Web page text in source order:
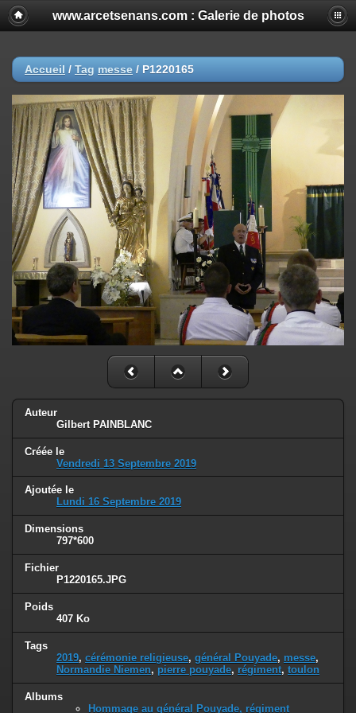
www.arcetsenans.com : Galerie de photos
Accueil / Tag messe / P1220165
Auteur
Gilbert PAINBLANC
Créée le
Vendredi 13 Septembre 2019
Ajoutée le
Lundi 16 Septembre 2019
Dimensions
797*600
Fichier
P1220165.JPG
Poids
407 Ko
Tags
2019, cérémonie religieuse, général Pouyade, messe,
Normandie Niemen, pierre pouyade, régiment, toulon
Albums
Hommage au général Pouyade, régiment